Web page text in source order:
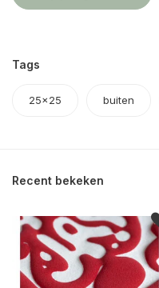
Tags
25x25 buiten
Recent bekeken